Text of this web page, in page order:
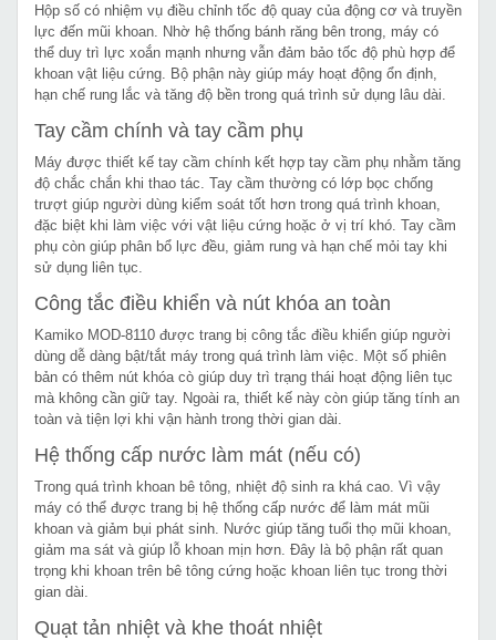
Hộp số có nhiệm vụ điều chỉnh tốc độ quay của động cơ và truyền
lực đến mũi khoan. Nhờ hệ thống bánh răng bên trong, máy có
thể duy trì lực xoắn mạnh nhưng vẫn đảm bảo tốc độ phù hợp để
khoan vật liệu cứng. Bộ phận này giúp máy hoạt động ổn định,
hạn chế rung lắc và tăng độ bền trong quá trình sử dụng lâu dài.
Tay cầm chính và tay cầm phụ
Máy được thiết kế tay cầm chính kết hợp tay cầm phụ nhằm tăng
độ chắc chắn khi thao tác. Tay cầm thường có lớp bọc chống
trượt giúp người dùng kiểm soát tốt hơn trong quá trình khoan,
đặc biệt khi làm việc với vật liệu cứng hoặc ở vị trí khó. Tay cầm
phụ còn giúp phân bổ lực đều, giảm rung và hạn chế mỏi tay khi
sử dụng liên tục.
Công tắc điều khiển và nút khóa an toàn
Kamiko MOD-8110 được trang bị công tắc điều khiển giúp người
dùng dễ dàng bật/tắt máy trong quá trình làm việc. Một số phiên
bản có thêm nút khóa cò giúp duy trì trạng thái hoạt động liên tục
mà không cần giữ tay. Ngoài ra, thiết kế này còn giúp tăng tính an
toàn và tiện lợi khi vận hành trong thời gian dài.
Hệ thống cấp nước làm mát (nếu có)
Trong quá trình khoan bê tông, nhiệt độ sinh ra khá cao. Vì vậy
máy có thể được trang bị hệ thống cấp nước để làm mát mũi
khoan và giảm bụi phát sinh. Nước giúp tăng tuổi thọ mũi khoan,
giảm ma sát và giúp lỗ khoan mịn hơn. Đây là bộ phận rất quan
trọng khi khoan trên bê tông cứng hoặc khoan liên tục trong thời
gian dài.
Quạt tản nhiệt và khe thoát nhiệt